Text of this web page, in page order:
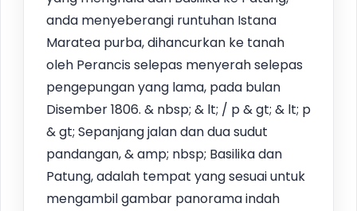
anda menyeberangi runtuhan Istana
Maratea purba, dihancurkan ke tanah
oleh Perancis selepas menyerah selepas
pengepungan yang lama, pada bulan
Disember 1806. & nbsp; & lt; / p & gt; & lt; p
& gt; Sepanjang jalan dan dua sudut
pandangan, & amp; nbsp; Basilika dan
Patung, adalah tempat yang sesuai untuk
mengambil gambar panorama indah